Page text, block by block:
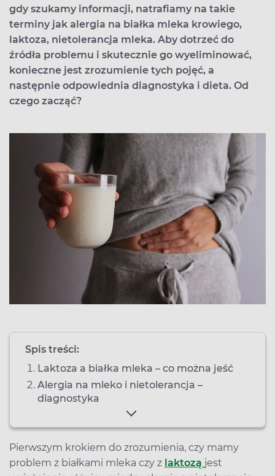
gdy szukamy informacji, natrafiamy na takie
terminy jak alergia na białka mleka krowiego,
laktoza, nietolerancja mleka. Aby dotrzeć do
źródła problemu i skutecznie go wyeliminować,
konieczne jest zrozumienie tych pojęć, a
następnie odpowiednia diagnostyka i dieta. Od
czego zacząć?
Spis treści:
Laktoza a białka mleka – co można jeść
Alergia na mleko i nietolerancja –
diagnostyka
Pierwszym krokiem do zrozumienia, czy mamy
problem z białkami mleka czy z laktozą jest